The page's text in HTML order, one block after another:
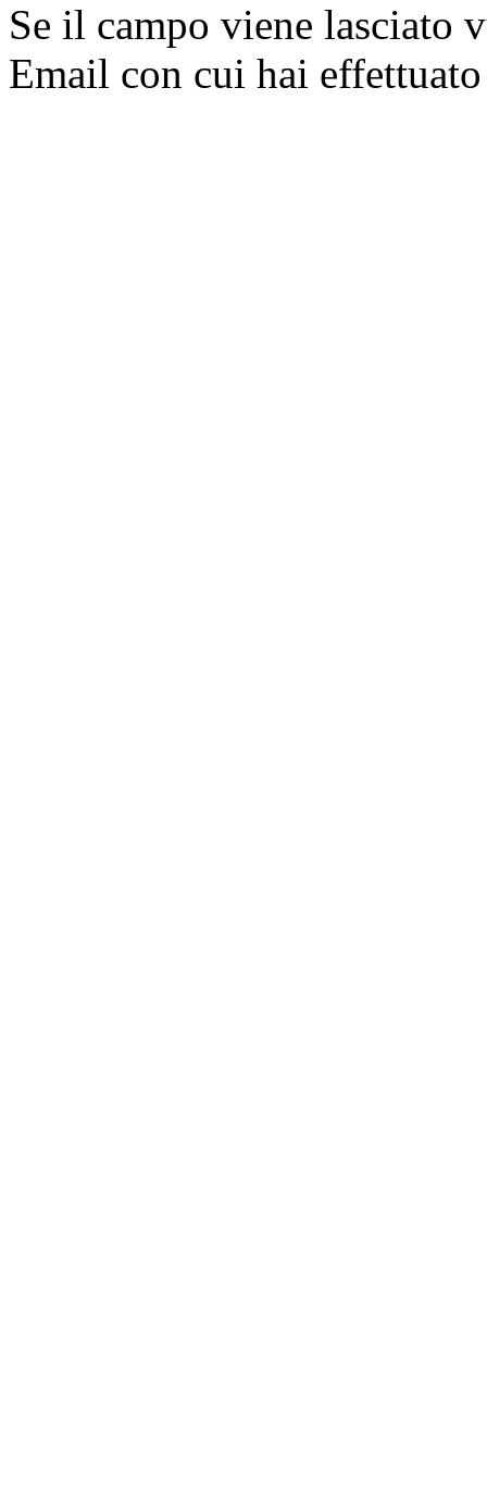
Se il campo viene lasciato
Email con cui hai